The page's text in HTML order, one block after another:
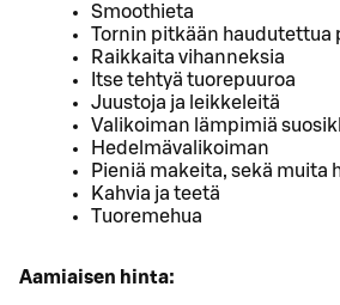
Smoothieta
Tornin pitkään haudutettua
Raikkaita vihanneksia
Itse tehtyä tuorepuuroa
Juustoja ja leikkeleitä
Valikoiman lämpimiä
Hedelmävalikoiman
Pieniä makeita, sekä muita
Kahvia ja teetä
Tuoremehua
Aamiaisen hinta: